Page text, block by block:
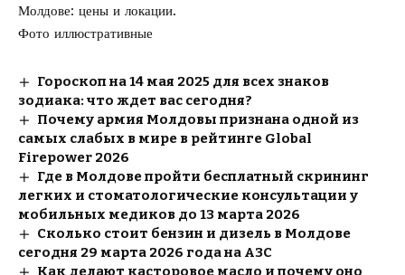
Молдове: цены и локации.
Фото иллюстративные
Гороскоп на 14 мая 2025 для всех знаков
зодиака: что ждет вас сегодня?
Почему армия Молдовы признана одной из
самых слабых в мире в рейтинге Global
Firepower 2026
Где в Молдове пройти бесплатный скрининг
легких и стоматологические консультации у
мобильных медиков до 13 марта 2026
Сколько стоит бензин и дизель в Молдове
сегодня 29 марта 2026 года на АЗС
Как делают касторовое масло и почему оно